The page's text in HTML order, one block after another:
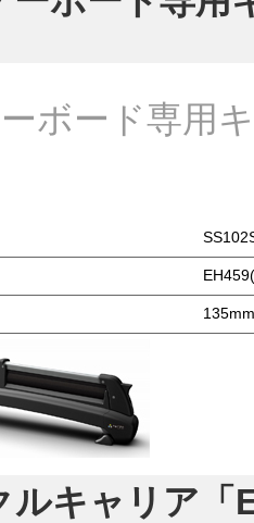
ボード専用
135mm
ルキャリア